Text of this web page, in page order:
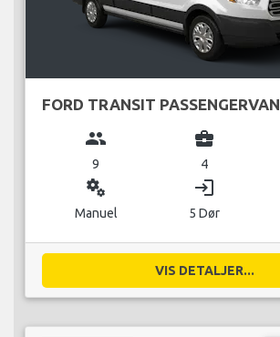
FORD TRANSIT PASSENGERVAN
group
9
business_center
4
miscellaneous_services
Manuel
login
5 Dør
VIS DETALJER...